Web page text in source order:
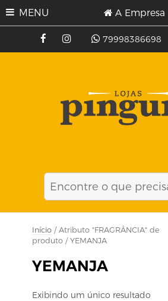
MENU
79998386698
A Empresa
Início / Atributo "FRAGRÂNCIA" de
produto / YEMANJA
YEMANJA
Exibindo um único resultado